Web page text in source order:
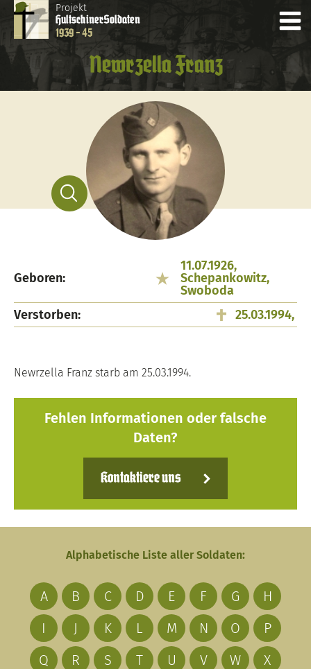
Projekt
HultschinerSoldaten
1939 - 45
Newrzella Franz
Geboren:
11.07.1926,
Schepankowitz,
Swoboda
Verstorben:
25.03.1994,
Newrzella Franz starb am 25.03.1994.
Fehlen Informationen oder falsche
Daten?
Kontaktiere uns
Alphabetische Liste aller Soldaten:
A B C D E F G
H
I
J K L M N O
P
Q
R S T U V W
X